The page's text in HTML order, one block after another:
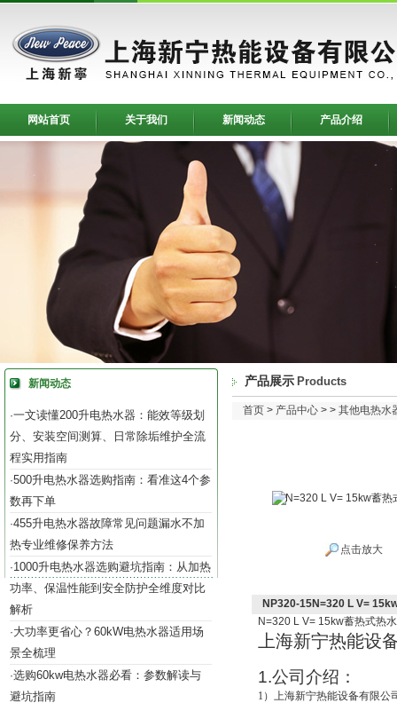
网站首页 关于我们 新闻动态 产品介绍
新闻动态
·一文读懂200升电热水器：能效等级划
分、安装空间测算、日常除垢维护全流
程实用指南
·500升电热水器选购指南：看准这4个参
数再下单
·455升电热水器故障常见问题漏水不加
热专业维修保养方法
·1000升电热水器选购避坑指南：从加热
功率、保温性能到安全防护全维度对比
解析
·大功率更省心？60kW电热水器适用场
景全梳理
·选购60kw电热水器必看：参数解读与
避坑指南
产品展示 Products
首页 > 产品中心 > > 其他电热水
点击放大
NP320-15N=320 L V=
N=320 L V= 15kw蓄热式热
上海新宁热能设
1.公司介绍：
1 ）上海新宁热能设备有限公